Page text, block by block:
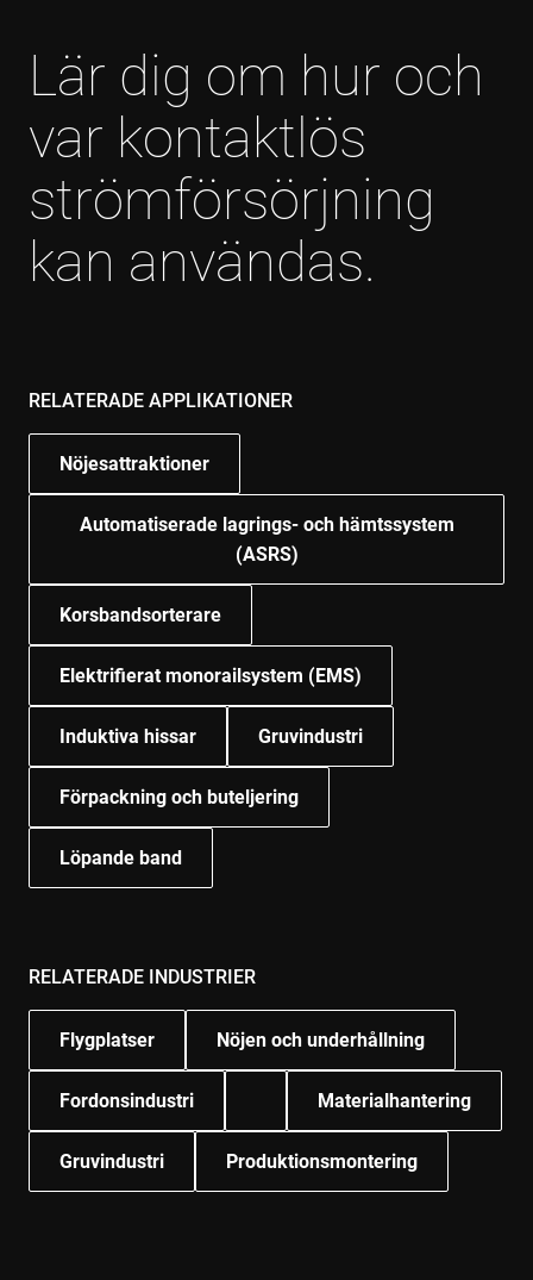
Lär dig om hur och
var kontaktlös
strömförsörjning
kan användas.
RELATERADE APPLIKATIONER
Nöjesattraktioner
Automatiserade lagrings- och hämtssystem
(ASRS)
Korsbandsorterare
Elektrifierat monorailsystem (EMS)
Induktiva hissar Gruvindustri
Förpackning och buteljering
Löpande band
RELATERADE INDUSTRIER
Flygplatser Nöjen och underhållning
Fordonsindustri Materialhantering
Gruvindustri Produktionsmontering